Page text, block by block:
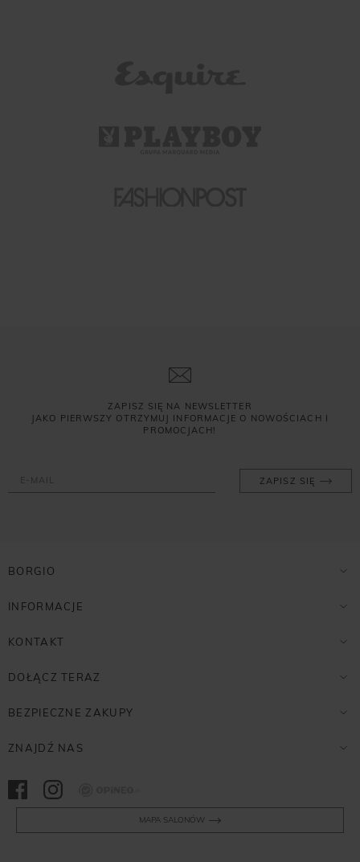
ZAPISZ SIĘ NA NEWSLETTER
JAKO PIERWSZY OTRZYMUJ INFORMACJE O NOWOŚCIACH I
PROMOCJACH!
ZAPISZ SIĘ
BORGIO
INFORMACJE
KONTAKT
DOŁĄCZ TERAZ
BEZPIECZNE ZAKUPY
ZNAJDŹ NAS
MAPA SALONÓW